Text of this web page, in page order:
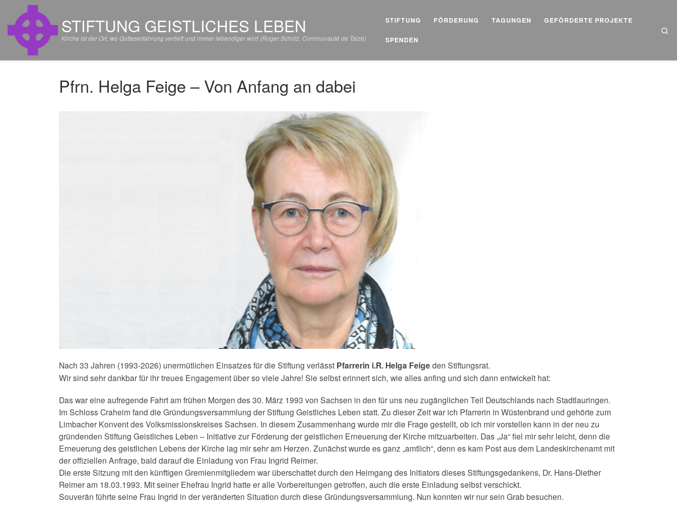
Zum Inhalt springenSTIFTUNG GEISTLICHES LEBEN
Kirche ist der Ort, wo Gotteserfahrung vertieft und immer lebendiger wird (Roger Schütz, Communauté de Taizé)
STIFTUNG FÖRDERUNG TAGUNGEN GEFÖRDERTE PROJEKTE
SPENDEN
Pfrn. Helga Feige – Von Anfang an dabei
Nach 33 Jahren (1993-2026) unermütlichen Einsatzes für die Stiftung verlässt Pfarrerin i.R. Helga Feigeden Stiftungsrat.
Wir sind sehr dankbar für ihr treues Engagement über so viele Jahre! Sie selbst erinnert sich, wie alles anfing und sich dann entwickelt hat:
Das war eine aufregende Fahrt am frühen Morgen des 30. März 1993 von Sachsen in den für uns neu zugänglichen Teil Deutschlands nach Stadtlauringen.
Im Schloss Craheim fand die Gründungsversammlung der Stiftung Geistliches Leben statt. Zu dieser Zeit war ich Pfarrerin in Wüstenbrand und gehörte zum
Limbacher Konvent des Volksmissionskreises Sachsen. In diesem Zusammenhang wurde mir die Frage gestellt, ob ich mir vorstellen kann in der neu zu
gründenden Stiftung Geistliches Leben – Initiative zur Förderung der geistlichen Erneuerung der Kirche mitzuarbeiten. Das „Ja“ fiel mir sehr leicht, denn die
Erneuerung des geistlichen Lebens der Kirche lag mir sehr am Herzen. Zunächst wurde es ganz „amtlich“, denn es kam Post aus dem Landeskirchenamt mit
der offiziellen Anfrage, bald darauf die Einladung von Frau Ingrid Reimer.
Die erste Sitzung mit den künftigen Gremienmitgliedern war überschattet durch den Heimgang des Initiators dieses Stiftungsgedankens, Dr. Hans-Diether
Reimer am 18.03.1993. Mit seiner Ehefrau Ingrid hatte er alle Vorbereitungen getroffen, auch die erste Einladung selbst verschickt.
Souverän führte seine Frau Ingrid in der veränderten Situation durch diese Gründungsversammlung. Nun konnten wir nur sein Grab besuchen.